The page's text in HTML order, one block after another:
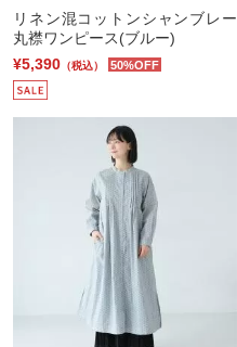
リネン混コットンシャンブレー
丸襟ワンピース(ブルー)
¥5,390 （税込） 50%OFF